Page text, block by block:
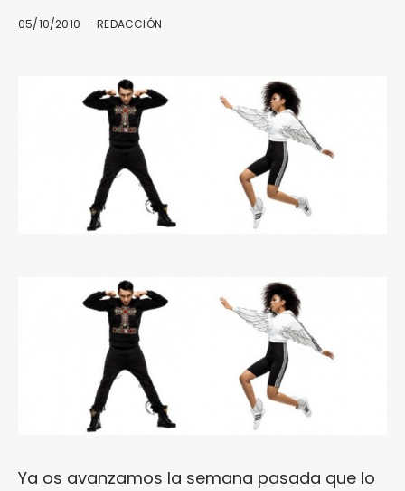
05/10/2010 REDACCIÓN
Ya os avanzamos la semana pasada que lo